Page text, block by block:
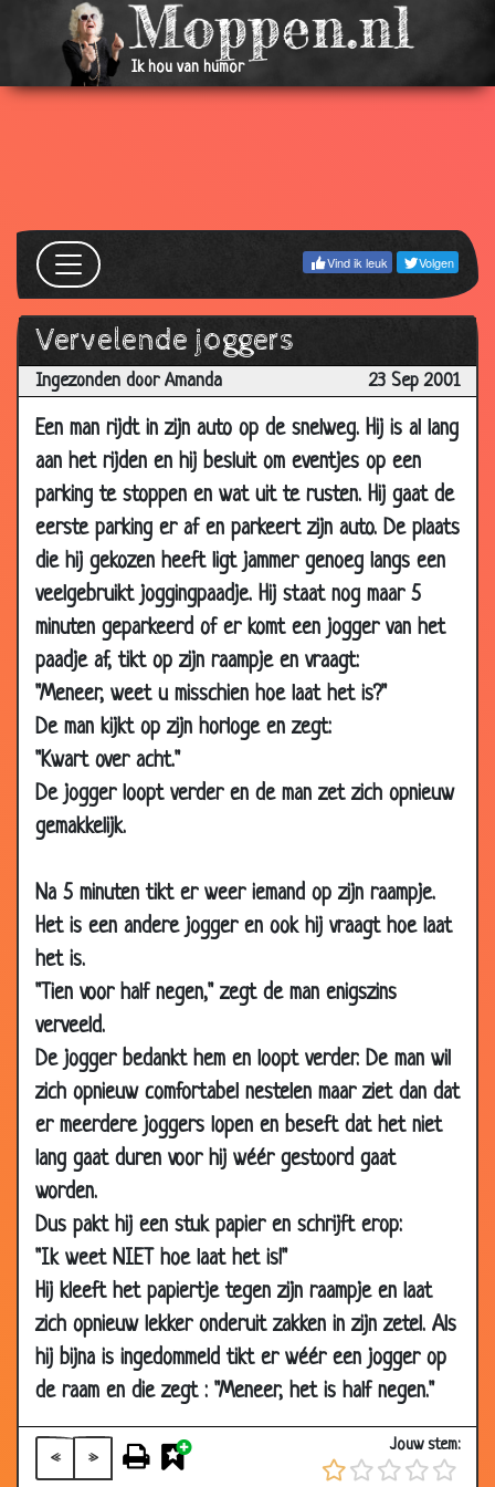
Ik hou van humor
Vind ik leuk Volgen
Vervelende joggers
Ingezonden door Amanda 23 Sep 2001
Een man rijdt in zijn auto op de snelweg. Hij is al lang
aan het rijden en hij besluit om eventjes op een
parking te stoppen en wat uit te rusten. Hij gaat de
eerste parking er af en parkeert zijn auto. De plaats
die hij gekozen heeft ligt jammer genoeg langs een
veelgebruikt joggingpaadje. Hij staat nog maar 5
minuten geparkeerd of er komt een jogger van het
paadje af, tikt op zijn raampje en vraagt:
"Meneer, weet u misschien hoe laat het is?"
De man kijkt op zijn horloge en zegt:
"Kwart over acht."
De jogger loopt verder en de man zet zich opnieuw
gemakkelijk.
Na 5 minuten tikt er weer iemand op zijn raampje.
Het is een andere jogger en ook hij vraagt hoe laat
het is.
"Tien voor half negen," zegt de man enigszins
verveeld.
De jogger bedankt hem en loopt verder. De man wil
zich opnieuw comfortabel nestelen maar ziet dan dat
er meerdere joggers lopen en beseft dat het niet
lang gaat duren voor hij wéér gestoord gaat
worden.
Dus pakt hij een stuk papier en schrijft erop:
"Ik weet NIET hoe laat het is!"
Hij kleeft het papiertje tegen zijn raampje en laat
zich opnieuw lekker onderuit zakken in zijn zetel. Als
hij bijna is ingedommeld tikt er wéér een jogger op
de raam en die zegt : "Meneer, het is half negen."
« »
Jouw stem:
2002
02 Feb
2002
File opgelost
22 Jan
2002
Indrukwekkend 3.70
22 Jan
2002
K*t bank 3.47
17 Jan
Plassen 3.55
12 Jan
Weet jij wel wie ik ben?
2002
Oorlogswond
10 Jan
2002
Vrachtwagen chauffeurs
2002
Bill Gates
01 Jan
2002
Basiel
23 Dec
2001
Willem opent winkel
23 Dec
Koe, boer en knechtje
12 Dec
2001
Flapuit papegaai 2.66
10 Dec
2001
08
Dec
2001
The good, the bad and the ugly
20 Nov
Onbewoond eiland 2.98
06 Nov
05 Nov
De 3 Chinese martel methoden
25 Oct
2001
Kopje koffie? 3.20
20 Oct
2001
Nieuwe fiets 3.03
16 Oct
2001
Ziekenhuis 3.06